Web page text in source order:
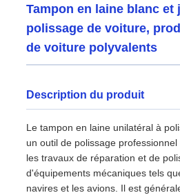
Tampon en laine blanc et
polissage de voiture,
de voiture polyvalents
Description du produit
Le tampon en laine unilatéral à
un outil de polissage
les travaux de réparation et de
d'équipements mécaniques tels
navires et les avions. Il est